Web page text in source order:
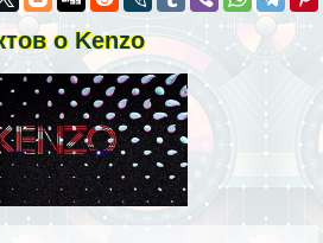
о Kenzo